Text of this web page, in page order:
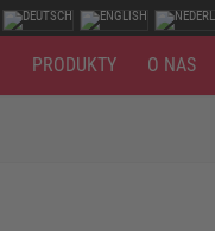
PRODUKTY O NAS